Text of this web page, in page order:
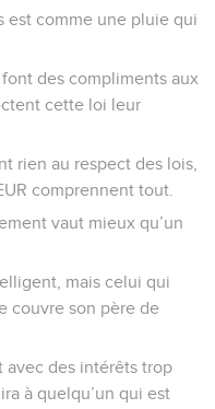
est comme une pluie qui
des compliments aux
cette loi leur
rien au respect des lois,
comprennent tout.
vaut mieux qu’un
mais celui qui
couvre son père de
avec des intérêts trop
à quelqu’un qui est